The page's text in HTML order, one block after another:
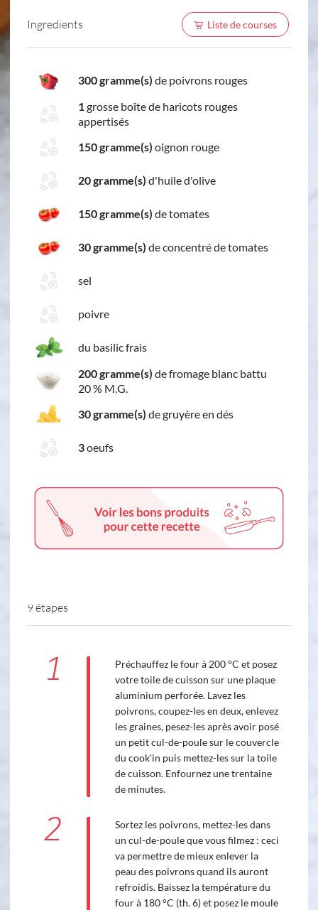
Ingredients Liste de courses
300 gramme(s) de poivrons rouges
1grosse boîte de haricots rouges
appertisés
150 gramme(s) oignon rouge
20 gramme(s) d'huile d'olive
150 gramme(s) de tomates
30 gramme(s) de concentré de tomates
sel
poivre
du basilic frais
200 gramme(s) de fromage blanc battu
20 % M.G.
30 gramme(s) de gruyère en dés
3oeufs
9 étapes
1
Préchauffez le four à 200 °C et posez
votre toile de cuisson sur une plaque
aluminium perforée. Lavez les
poivrons, coupez-les en deux, enlevez
les graines, pesez-les après avoir posé
un petit cul-de-poule sur le couvercle
du cook'in puis mettez-les sur la toile
de cuisson. Enfournez une trentaine
de minutes.
2
Sortez les poivrons, mettez-les dans
un cul-de-poule que vous filmez : ceci
va permettre de mieux enlever la
peau des poivrons quand ils auront
refroidis. Baissez la température du
four à 180 °C (th. 6) et posez le moule